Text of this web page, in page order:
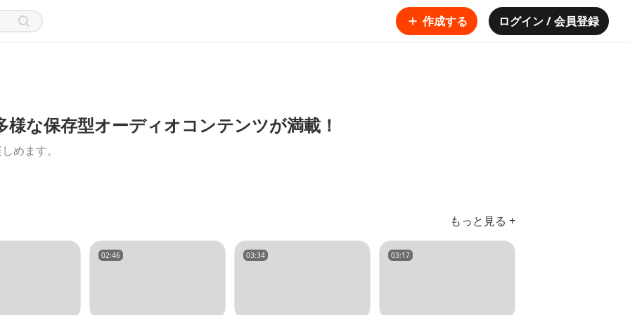
作成する ログイン / 会員登録
な保存型オーディオコンテンツが満載！
めます。
もっと見る +
02:46 03:34 03:17